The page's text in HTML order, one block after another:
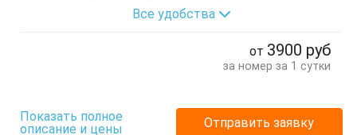
Кровать двуспальная
Письменный стол
Все удобства
от 3900 руб
за номер за 1 сутки
Показать полное
описание и цены
Отправить заявку